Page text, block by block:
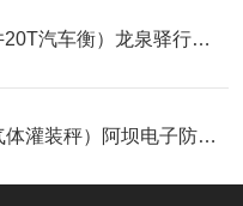
AAE电子吊秤（贡井20T汽车衡）龙泉驿行车称）丘北吊钩磅
巴塘50吨汽车衡（气体灌装秤）阿坝电子防爆称使用操作方法